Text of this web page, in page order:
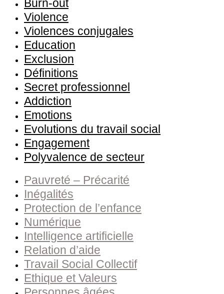
Burn-out
Violence
Violences conjugales
Education
Exclusion
Définitions
Secret professionnel
Addiction
Emotions
Evolutions du travail social
Engagement
Polyvalence de secteur
Pauvreté – Précarité
Inégalités
Protection de l’enfance
Numérique
Intelligence artificielle
Relation d’aide
Travail Social Collectif
Ethique et Valeurs